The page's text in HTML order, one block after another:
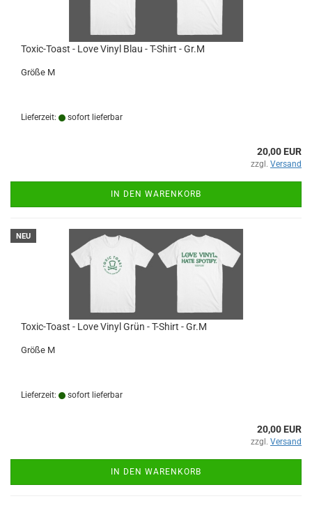
Toxic-Toast - Love Vinyl Blau - T-Shirt - Gr.M
Größe M
Lieferzeit: sofort lieferbar
20,00 EUR
zzgl. Versand
IN DEN WARENKORB
NEU
Toxic-Toast - Love Vinyl Grün - T-Shirt - Gr.M
Größe M
Lieferzeit: sofort lieferbar
20,00 EUR
zzgl. Versand
IN DEN WARENKORB